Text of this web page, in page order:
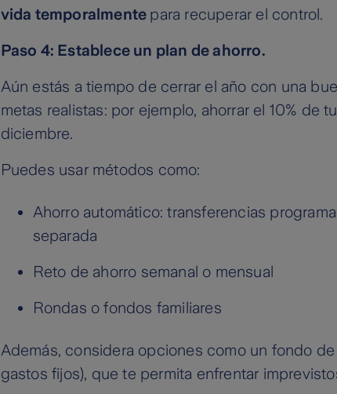
vida temporalmente para recuperar el control.
Paso 4: Establece un plan de ahorro.
Aún estás a tiempo de cerrar el año con una
metas realistas: por ejemplo, ahorrar el 10% de
diciembre.
Puedes usar métodos como:
Ahorro automático: transferencias
separada
Reto de ahorro semanal o mensual
Rondas o fondos familiares
Además, considera opciones como un fondo
gastos fijos), que te permita enfrentar